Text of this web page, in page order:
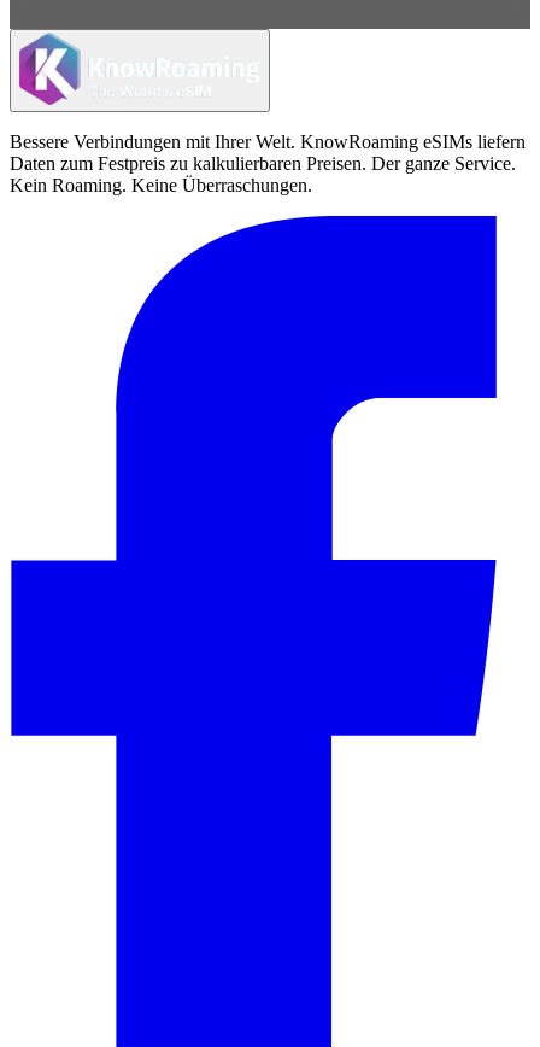
Bessere Verbindungen mit Ihrer Welt. KnowRoaming eSIMs liefern
Daten zum Festpreis zu kalkulierbaren Preisen. Der ganze Service.
Kein Roaming. Keine Überraschungen.